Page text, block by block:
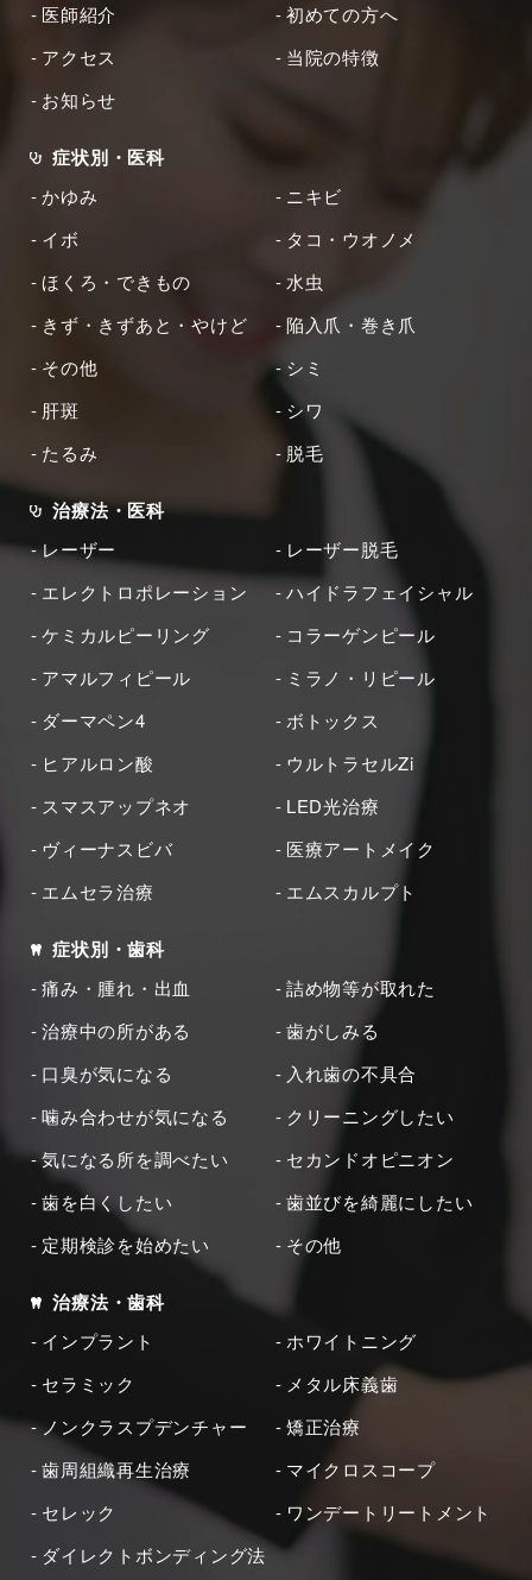
医師紹介
初めての方へ
アクセス
当院の特徴
お知らせ
症状別・医科
かゆみ
ニキビ
イボ
タコ・ウオノメ
ほくろ・できもの
水虫
きず・きずあと・やけど
陥入爪・巻き爪
その他
シミ
肝斑
シワ
たるみ
脱毛
治療法・医科
レーザー
レーザー脱毛
エレクトロポレーション
ハイドラフェイシャル
ケミカルピーリング
コラーゲンピール
アマルフィピール
ミラノ・リピール
ダーマペン4
ボトックス
ヒアルロン酸
ウルトラセルZi
スマスアップネオ
LED光治療
ヴィーナスビバ
医療アートメイク
エムセラ治療
エムスカルプト
症状別・歯科
痛み・腫れ・出血
詰め物等が取れた
治療中の所がある
歯がしみる
口臭が気になる
入れ歯の不具合
噛み合わせが気になる
クリーニングしたい
気になる所を調べたい
セカンドオピニオン
歯を白くしたい
歯並びを綺麗にしたい
定期検診を始めたい
その他
治療法・歯科
インプラント
ホワイトニング
セラミック
メタル床義歯
ノンクラスプデンチャー
矯正治療
歯周組織再生治療
マイクロスコープ
セレック
ワンデートリートメント
ダイレクトボンディング法